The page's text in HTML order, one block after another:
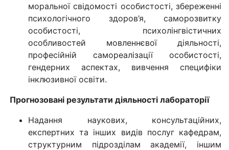
моральної свідомості особистості, збереженні
психологічного здоров’я, саморозвитку
особистості, психолінгвістичних
особливостей мовленнєвої діяльності,
професійній самореалізації особистості,
гендерних аспектах, вивчення специфіки
інклюзивної освіти.
Прогнозовані результати діяльності лабораторії
Надання наукових, консультаційних,
експертних та інших видів послуг кафедрам,
структурним підрозділам академії, іншим